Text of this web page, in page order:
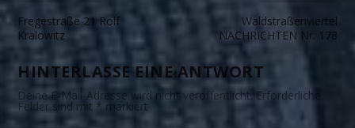
Fregestraße 21 Rolf
Kralowitz
Waldstraßenviertel
NACHRICHTEN Nr. 178
HINTERLASSE EINE ANTWORT
Deine E-Mail-Adresse wird nicht veröffentlicht. Erforderliche
Felder sind mit * markiert